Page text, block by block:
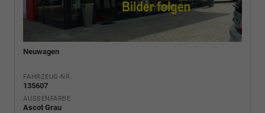
Neuwagen
FAHRZEUG-NR.
135607
AUSSENFARBE
Ascot Grau